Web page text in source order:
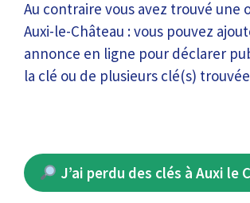
Au contraire vous avez trouvé une
Auxi-le-Château : vous pouvez
annonce en ligne pour déclarer
la clé ou de plusieurs clé(s)
J’ai perdu des clés à Auxi le